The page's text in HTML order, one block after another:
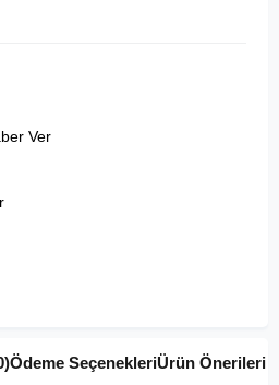
Ver
Ödeme SeçenekleriÜrün Önerileri